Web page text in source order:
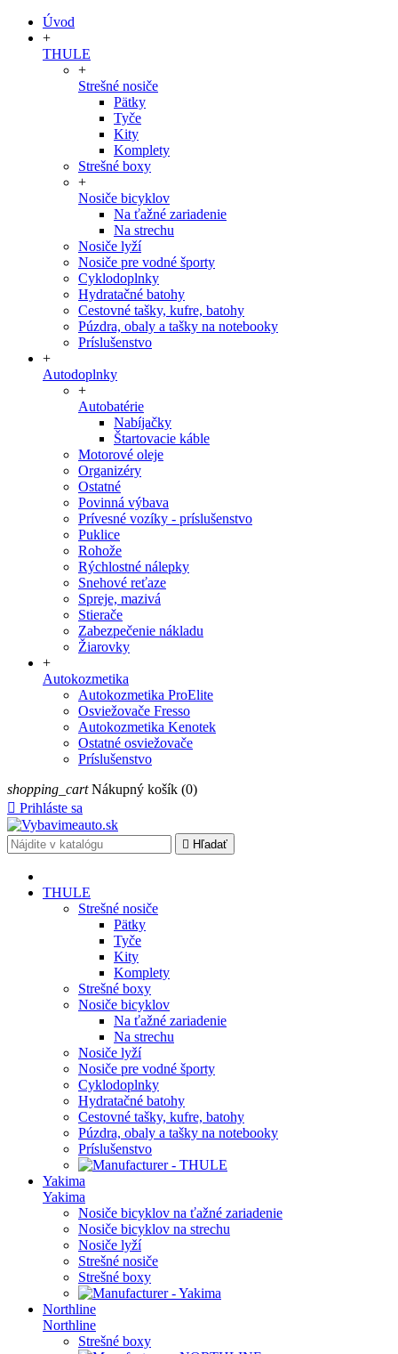
Úvod
+
THULE
+
Strešné nosiče
Pätky
Tyče
Kity
Komplety
Strešné boxy
+
Nosiče bicyklov
Na ťažné zariadenie
Na strechu
Nosiče lyží
Nosiče pre vodné športy
Cyklodoplnky
Hydratačné batohy
Cestovné tašky, kufre, batohy
Púzdra, obaly a tašky na notebooky
Príslušenstvo
+
Autodoplnky
+
Autobatérie
Nabíjačky
Štartovacie káble
Motorové oleje
Organizéry
Ostatné
Povinná výbava
Prívesné vozíky - príslušenstvo
Puklice
Rohože
Rýchlostné nálepky
Snehové reťaze
Spreje, mazivá
Stierače
Zabezpečenie nákladu
Žiarovky
+
Autokozmetika
Autokozmetika ProElite
Osviežovače Fresso
Autokozmetika Kenotek
Ostatné osviežovače
Príslušenstvo
shopping_cart Nákupný košík (0)
 Prihláste sa
 Hľadať
THULE
Strešné nosiče
Pätky
Tyče
Kity
Komplety
Strešné boxy
Nosiče bicyklov
Na ťažné zariadenie
Na strechu
Nosiče lyží
Nosiče pre vodné športy
Cyklodoplnky
Hydratačné batohy
Cestovné tašky, kufre, batohy
Púzdra, obaly a tašky na notebooky
Príslušenstvo
Yakima
Yakima
Nosiče bicyklov na ťažné zariadenie
Nosiče bicyklov na strechu
Nosiče lyží
Strešné nosiče
Strešné boxy
Northline
Northline
Strešné boxy